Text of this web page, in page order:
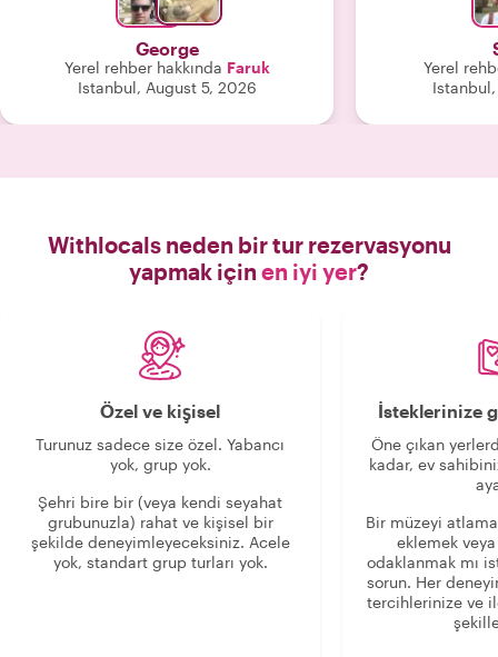
George
Yerel rehber hakkında Faruk
Istanbul, August 5, 2026
yorgunluğu
dikkatliydi. Genel olarak Ayşe
inanılmaz
grubumuzda
Yerel
Withlocals neden bir tur rezervasyonu
yapmak için en iyi yer?
Özel ve kişisel
Turunuz sadece size özel. Yabancı
yok, grup yok.
Şehri bire bir (veya kendi seyahat
grubunuzla) rahat ve kişisel bir
şekilde deneyimleyeceksiniz. Acele
yok, standart grup turları yok.
İsteklerinize
Öne çıkan
kadar, ev
Bir müzeyi
eklemek
odaklanmak mı
sorun. Her
tercihlerinize ve